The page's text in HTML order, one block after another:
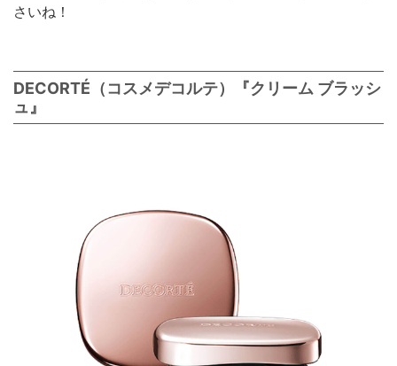
さいね！
DECORTÉ（コスメデコルテ）『クリーム ブラッシ
ュ』